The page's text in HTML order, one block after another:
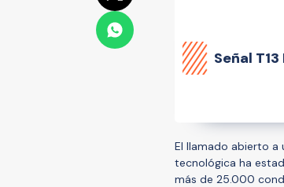
Señal T13
El llamado abierto a
tecnológica ha
más de 25.000